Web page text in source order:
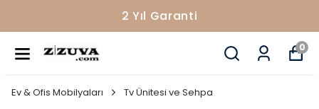
2 Yıl Garanti
0
Ev & Ofis Mobilyaları Tv Ünitesi ve Sehpa